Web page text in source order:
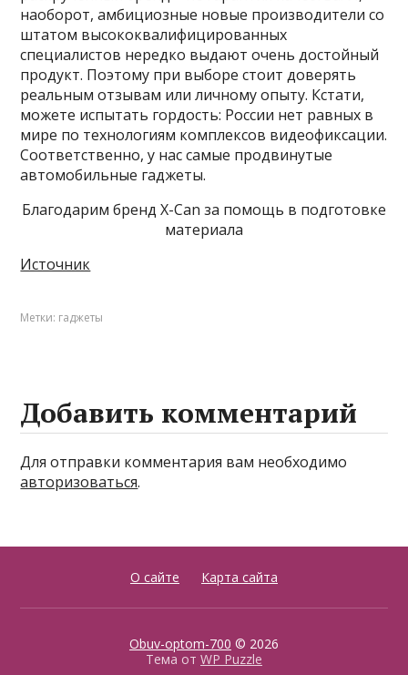
наоборот, амбициозные новые производители со
штатом высококвалифицированных
специалистов нередко выдают очень достойный
продукт. Поэтому при выборе стоит доверять
реальным отзывам или личному опыту. Кстати,
можете испытать гордость: России нет равных в
мире по технологиям комплексов видеофиксации.
Соответственно, у нас самые продвинутые
автомобильные гаджеты.
Благодарим бренд X-Can за помощь в подготовке
материала
Источник
Метки: гаджеты
Добавить комментарий
Для отправки комментария вам необходимо
авторизоваться.
О сайте Карта сайта
Obuv-optom-700 © 2026
Тема от WP Puzzle